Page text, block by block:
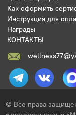
Как оформить
Инструкция для
Награды
КОНТАКТЫ
© Все права